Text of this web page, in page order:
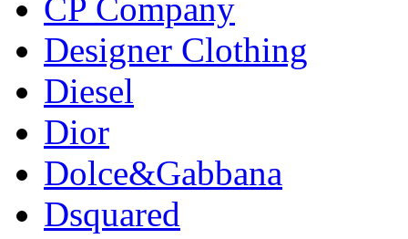
CP Company
Designer Clothing
Diesel
Dior
Dolce&Gabbana
Dsquared